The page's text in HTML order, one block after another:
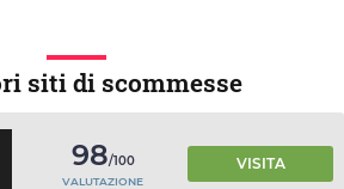
siti di scommesse
98/100
VALUTAZIONE
VISITA